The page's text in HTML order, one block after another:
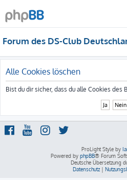
Forum des DS-Club
Alle Cookies löschen
Bist du dir sicher, dass du alle Cookies des
ProLight Style by
Powered by phpBB® Forum
Deutsche Übersetzung
Datenschutz |